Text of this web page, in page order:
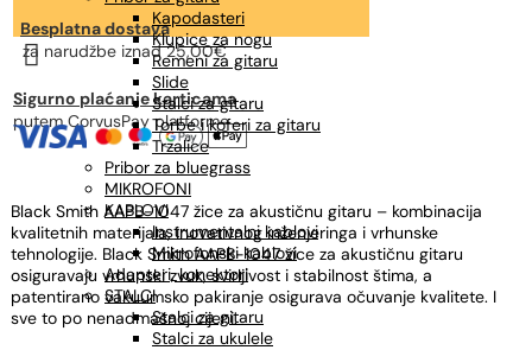
Kapodasteri
Klupice za nogu
Remeni za gitaru
Slide
Stalci za gitaru
Torbe i koferi za gitaru
Trzalice
Pribor za bluegrass
MIKROFONI
KABLOVI
Instrumentalni kablovi
Mikrofonski kablovi
Adapteri, konektori
STALCI
Stalci za gitaru
Stalci za ukulele
Besplatna dostava
za narudžbe iznad 25,00€

Sigurno plaćanje karticama
putem CorvusPay platforme
Black Smith AAPB-1047 žice za akustičnu gitaru – kombinacija
kvalitetnih materijala, inovativnog inženjeringa i vrhunske
tehnologije. Black Smith AAPB-1047 žice za akustičnu gitaru
osiguravaju vrhunski zvuk, svirljivost i stabilnost štima, a
patentirano vakuumsko pakiranje osigurava očuvanje kvalitete. I
sve to po nenadmašnoj cijeni.